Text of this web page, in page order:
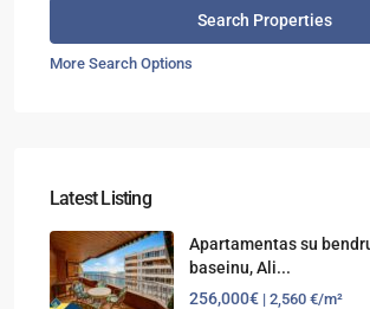
More Search Options
Latest Listing
Apartamentas su
baseinu, Ali...
256,000€ | 2,560 €/m²